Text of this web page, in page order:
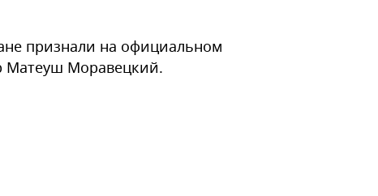
признали на официальном
Матеуш Моравецкий.